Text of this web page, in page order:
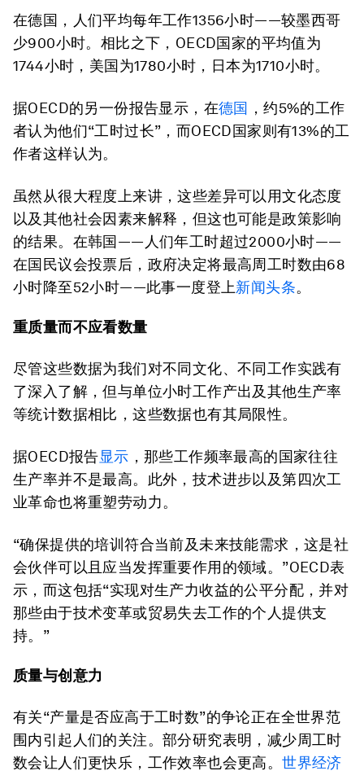
在德国，人们平均每年工作1356小时——较墨西哥
少900小时。相比之下，OECD国家的平均值为
1744小时，美国为1780小时，日本为1710小时。
据OECD的另一份报告显示，在德国 ，约5%的工作
者认为他们“工时过长”，而OECD国家则有13%的工
作者这样认为。
虽然从很大程度上来讲，这些差异可以用文化态度
以及其他社会因素来解释，但这也可能是政策影响
的结果。在韩国——人们年工时超过2000小时——
在国民议会投票后，政府决定将最高周工时数由68
小时降至52小时——此事一度登上新闻头条。
重质量而不应看数量
尽管这些数据为我们对不同文化、不同工作实践有
了深入了解，但与单位小时工作产出及其他生产率
等统计数据相比，这些数据也有其局限性。
据OECD报告显示 ，那些工作频率最高的国家往往
生产率并不是最高。此外，技术进步以及第四次工
业革命也将重塑劳动力。
“确保提供的培训符合当前及未来技能需求，这是社
会伙伴可以且应当发挥重要作用的领域。”OECD表
示，而这包括“实现对生产力收益的公平分配，并对
那些由于技术变革或贸易失去工作的个人提供支
持。”
质量与创意力
有关“产量是否应高于工时数”的争论正在全世界范
围内引起人们的关注。部分研究表明，减少周工时
数会让人们更快乐，工作效率也会更高。世界经济